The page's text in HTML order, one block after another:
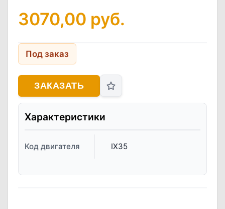
3070,00 руб.
Под заказ
ЗАКАЗАТЬ
Характеристики
Код двигателя IX35